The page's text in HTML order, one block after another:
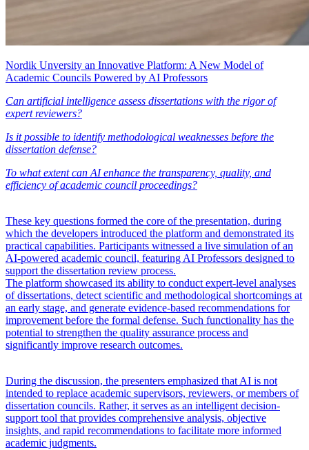
Nordik Unversity an Innovative Platform: A New Model of
Academic Councils Powered by AI Professors
Can artificial intelligence assess dissertations with the rigor of
expert reviewers?
Is it possible to identify methodological weaknesses before the
dissertation defense?
To what extent can AI enhance the transparency, quality, and
efficiency of academic council proceedings?
These key questions formed the core of the presentation, during
which the developers introduced the platform and demonstrated its
practical capabilities. Participants witnessed a live simulation of an
AI-powered academic council, featuring AI Professors designed to
support the dissertation review process.
The platform showcased its ability to conduct expert-level analyses
of dissertations, detect scientific and methodological shortcomings at
an early stage, and generate evidence-based recommendations for
improvement before the formal defense. Such functionality has the
potential to strengthen the quality assurance process and
significantly improve research outcomes.
During the discussion, the presenters emphasized that AI is not
intended to replace academic supervisors, reviewers, or members of
dissertation councils. Rather, it serves as an intelligent decision-
support tool that provides comprehensive analysis, objective
insights, and rapid recommendations to facilitate more informed
academic judgments.